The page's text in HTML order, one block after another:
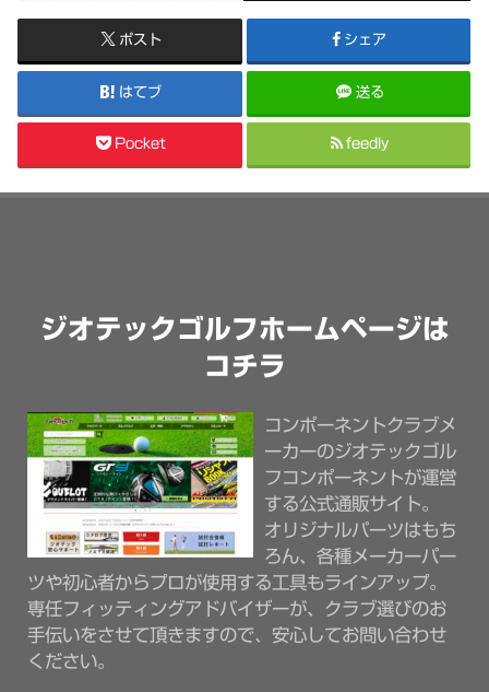
ポスト シェア
はてブ 送る
Pocket feedly
ジオテックゴルフホームページは
コチラ
コンポーネントクラブメ
ーカーのジオテックゴル
フコンポーネントが運営
する公式通販サイト。
オリジナルパーツはもち
ろん、各種メーカーパー
ツや初心者からプロが使用する工具もラインアップ。
専任フィッティングアドバイザーが、クラブ選びのお
手伝いをさせて頂きますので、安心してお問い合わせ
ください。